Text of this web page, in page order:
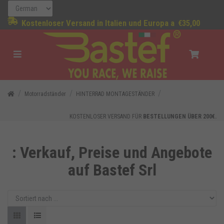
Kostenloser Versand in Italien und Europa a €35,00
Motorradständer HINTERRAD MONTAGESTÄNDER
KOSTENLOSER VERSAND FÜR BESTELLUNGEN ÜBER 200€.
: Verkauf, Preise und Angebote
auf Bastef Srl